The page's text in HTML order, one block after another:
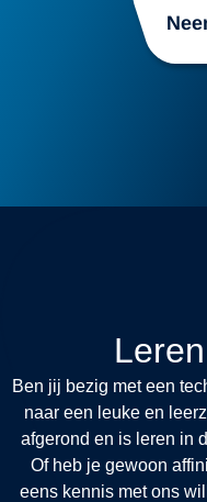
Ben jij bezig met een
naar een leuke en
afgerond en is leren in
Of heb je gewoon
eens kennis met ons